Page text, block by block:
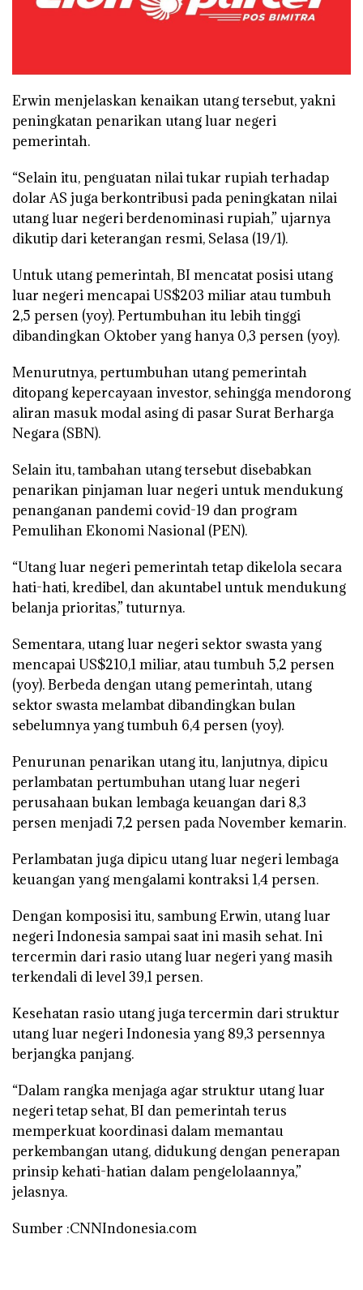
Erwin menjelaskan kenaikan utang tersebut, yakni
peningkatan penarikan utang luar negeri
pemerintah.
“Selain itu, penguatan nilai tukar rupiah terhadap
dolar AS juga berkontribusi pada peningkatan nilai
utang luar negeri berdenominasi rupiah,” ujarnya
dikutip dari keterangan resmi, Selasa (19/1).
Untuk utang pemerintah, BI mencatat posisi utang
luar negeri mencapai US$203 miliar atau tumbuh
2,5 persen (yoy). Pertumbuhan itu lebih tinggi
dibandingkan Oktober yang hanya 0,3 persen (yoy).
Menurutnya, pertumbuhan utang pemerintah
ditopang kepercayaan investor, sehingga mendorong
aliran masuk modal asing di pasar Surat Berharga
Negara (SBN).
Selain itu, tambahan utang tersebut disebabkan
penarikan pinjaman luar negeri untuk mendukung
penanganan pandemi covid-19 dan program
Pemulihan Ekonomi Nasional (PEN).
“Utang luar negeri pemerintah tetap dikelola secara
hati-hati, kredibel, dan akuntabel untuk mendukung
belanja prioritas,” tuturnya.
Sementara, utang luar negeri sektor swasta yang
mencapai US$210,1 miliar, atau tumbuh 5,2 persen
(yoy). Berbeda dengan utang pemerintah, utang
sektor swasta melambat dibandingkan bulan
sebelumnya yang tumbuh 6,4 persen (yoy).
Penurunan penarikan utang itu, lanjutnya, dipicu
perlambatan pertumbuhan utang luar negeri
perusahaan bukan lembaga keuangan dari 8,3
persen menjadi 7,2 persen pada November kemarin.
Perlambatan juga dipicu utang luar negeri lembaga
keuangan yang mengalami kontraksi 1,4 persen.
Dengan komposisi itu, sambung Erwin, utang luar
negeri Indonesia sampai saat ini masih sehat. Ini
tercermin dari rasio utang luar negeri yang masih
terkendali di level 39,1 persen.
Kesehatan rasio utang juga tercermin dari struktur
utang luar negeri Indonesia yang 89,3 persennya
berjangka panjang.
“Dalam rangka menjaga agar struktur utang luar
negeri tetap sehat, BI dan pemerintah terus
memperkuat koordinasi dalam memantau
perkembangan utang, didukung dengan penerapan
prinsip kehati-hatian dalam pengelolaannya,”
jelasnya.
Sumber :CNNIndonesia.com